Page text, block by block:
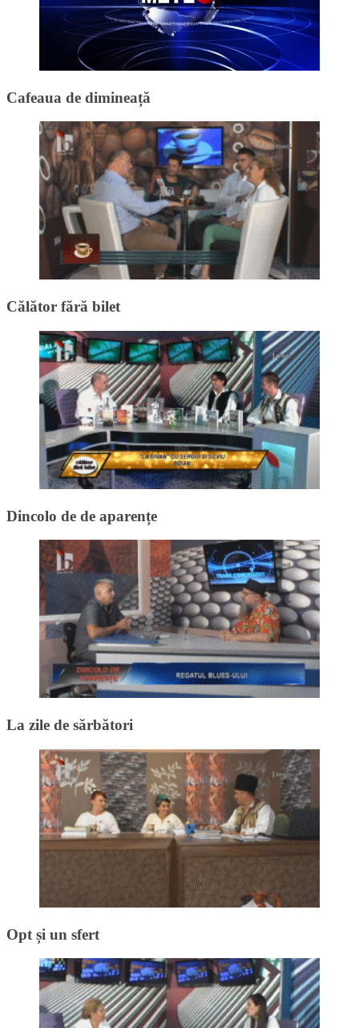
Cafeaua de dimineață
Călător fără bilet
Dincolo de de aparențe
La zile de sărbători
Opt și un sfert